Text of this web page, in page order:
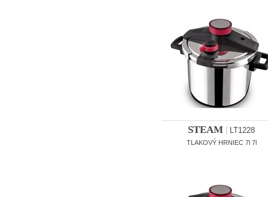
STEAM LT1228
TLAKOVÝ HRNIEC 7l 7l